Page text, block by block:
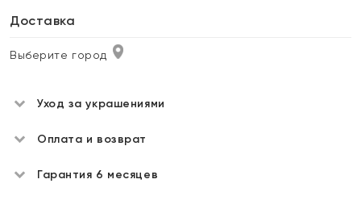
Доставка
Выберите город
Уход за украшениями
Оплата и возврат
Гарантия 6 месяцев